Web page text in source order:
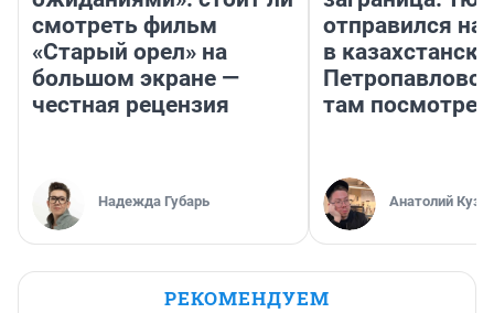
смотреть фильм
«Старый орел» на
большом экране —
честная рецензия
Надежда Губарь
отправился
в
там
Анатолий
РЕКОМЕНДУЕМ